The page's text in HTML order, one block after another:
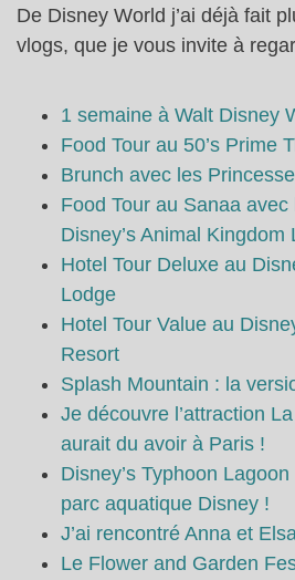
De Disney World j’ai déjà fait
vlogs, que je vous invite à
1 semaine à Walt Disney
Food Tour au 50’s Prime
Brunch avec les
Food Tour au Sanaa
Disney’s Animal Kingdom
Hotel Tour Deluxe au
Lodge
Hotel Tour Value au
Resort
Splash Mountain : la
Je découvre l’attraction
aurait du avoir à Paris !
Disney’s Typhoon
parc aquatique Disney !
J’ai rencontré Anna et
Le Flower and Garden